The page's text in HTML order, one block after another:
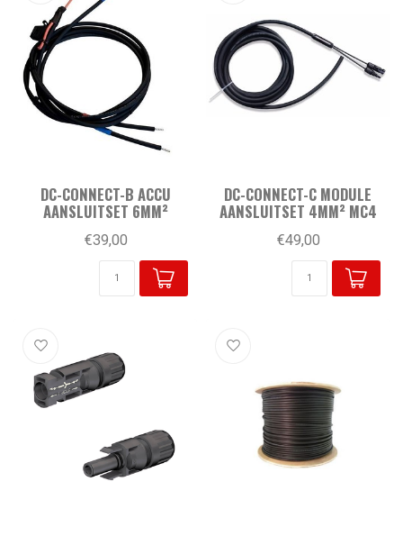
DC-CONNECT-B ACCU
AANSLUITSET 6MM²
€39,00
DC-CONNECT-C MODULE
AANSLUITSET 4MM² MC4
€49,00